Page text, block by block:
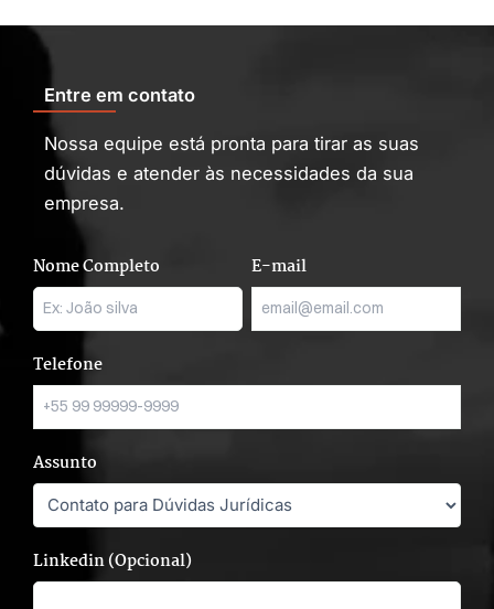
Entre em contato
Nossa equipe está pronta para tirar as suas
dúvidas e atender às necessidades da sua
empresa.
Nome Completo E-mail
Telefone
Assunto
Linkedin (Opcional)